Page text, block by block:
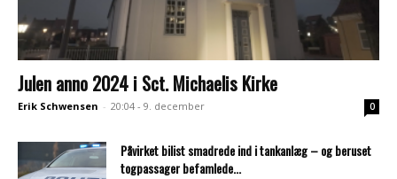
Julen anno 2024 i Sct. Michaelis Kirke
Erik Schwensen - 20:04 - 9. december 0
Påvirket bilist smadrede ind i tankanlæg – og beruset
togpassager befamlede...